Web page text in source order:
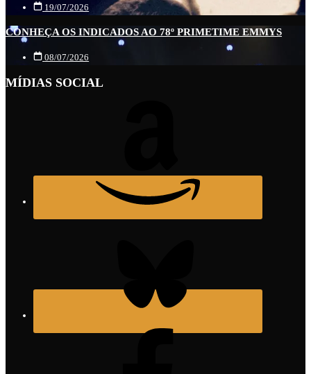
19/07/2026
CONHEÇA OS INDICADOS AO 78º PRIMETIME EMMYS
08/07/2026
MÍDIAS SOCIAL